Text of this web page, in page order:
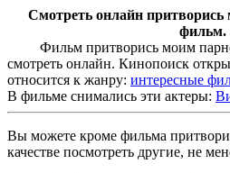
Смотреть онлайн
фильм.
Фильм притворись моим
смотреть онлайн. Кинопоиск
относится к жанру: интересные
В фильме снимались эти актеры:
Вы можете кроме фильма
качестве посмотреть другие, не